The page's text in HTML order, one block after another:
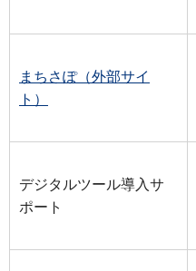
まちさぽ（外部サイ
ト）
デジタルツール導入サ
ポート